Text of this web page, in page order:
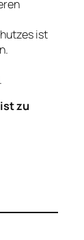
ist
zu